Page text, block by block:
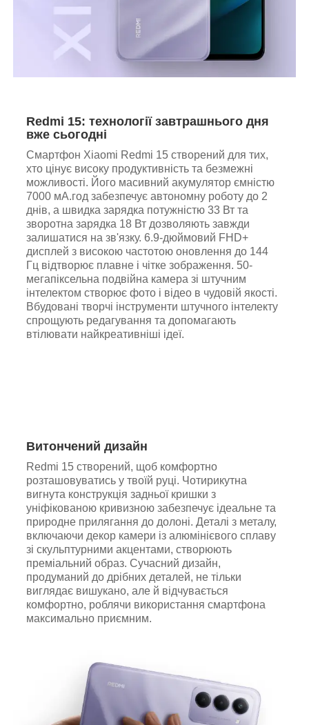
Redmi 15: технології завтрашнього дня
вже сьогодні
Смартфон Xiaomi Redmi 15 створений для тих,
хто цінує високу продуктивність та безмежні
можливості. Його масивний акумулятор ємністю
7000 мА.год забезпечує автономну роботу до 2
днів, а швидка зарядка потужністю 33 Вт та
зворотна зарядка 18 Вт дозволяють завжди
залишатися на зв'язку. 6.9-дюймовий FHD+
дисплей з високою частотою оновлення до 144
Гц відтворює плавне і чітке зображення. 50-
мегапіксельна подвійна камера зі штучним
інтелектом створює фото і відео в чудовій якості.
Вбудовані творчі інструменти штучного інтелекту
спрощують редагування та допомагають
втілювати найкреативніші ідеї.
Витончений дизайн
Redmi 15 створений, щоб комфортно
розташовуватись у твоїй руці. Чотирикутна
вигнута конструкція задньої кришки з
уніфікованою кривизною забезпечує ідеальне та
природне прилягання до долоні. Деталі з металу,
включаючи декор камери із алюмінієвого сплаву
зі скульптурними акцентами, створюють
преміальний образ. Сучасний дизайн,
продуманий до дрібних деталей, не тільки
виглядає вишукано, але й відчувається
комфортно, роблячи використання смартфона
максимально приємним.